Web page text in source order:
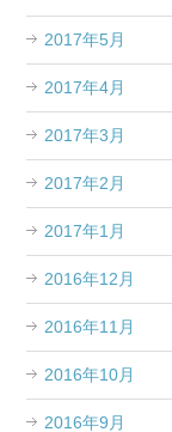
2017年5月
2017年4月
2017年3月
2017年2月
2017年1月
2016年12月
2016年11月
2016年10月
2016年9月